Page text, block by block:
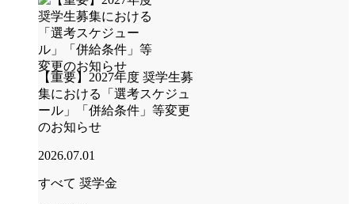
【重要】2027年度 奨学生募
集における「選考スケジュ
ール」「併給条件」等変更
のお知らせ
2026.07.01
すべて 奨学金